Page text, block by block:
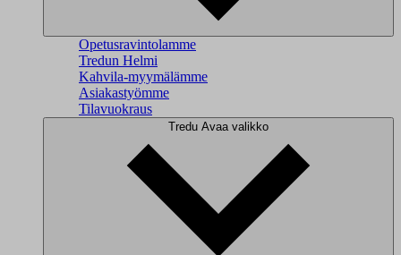
Opetusravintolamme
Tredun Helmi
Kahvila-myymälämme
Asiakastyömme
Tilavuokraus
Tredu Avaa valikko